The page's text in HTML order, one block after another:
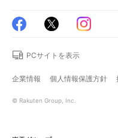
PCサイトを表示
企業情報 個人情報保護方針
© Rakuten Group, Inc.